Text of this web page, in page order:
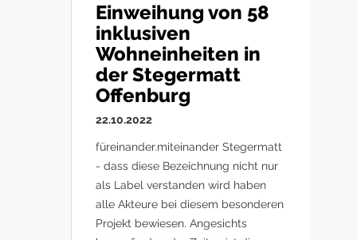
Einweihung von 58
inklusiven
Wohneinheiten in
der Stegermatt
Offenburg
22.10.2022
füreinander.miteinander Stegermatt
- dass diese Bezeichnung nicht nur
als Label verstanden wird haben
alle Akteure bei diesem besonderen
Projekt bewiesen. Angesichts